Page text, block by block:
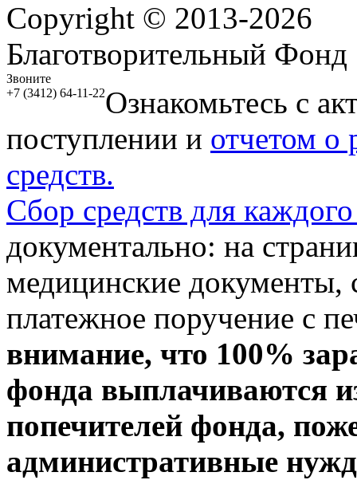
Copyright © 2013-2026
Благотворительный
Звоните
+7 (3412) 64-11-22Ознакомьтесь с
поступлении и отчетом о
средств.
Сбор средств для
документально: на
медицинские документы,
платежное поручение с
внимание, что 100%
фонда выплачиваются
попечителей фонда,
административные